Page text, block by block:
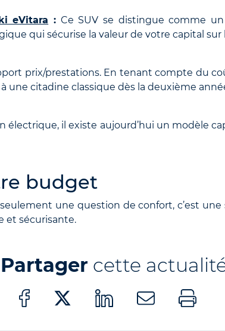
eVitara :Ce SUV se distingue comme
qui sécurise la valeur de votre capital
prix/prestations. En tenant compte du
citadine classique dès la deuxième
électrique, il existe aujourd’hui un modèle
budget
une question de confort, c’est
et sécurisante.
Partager cette